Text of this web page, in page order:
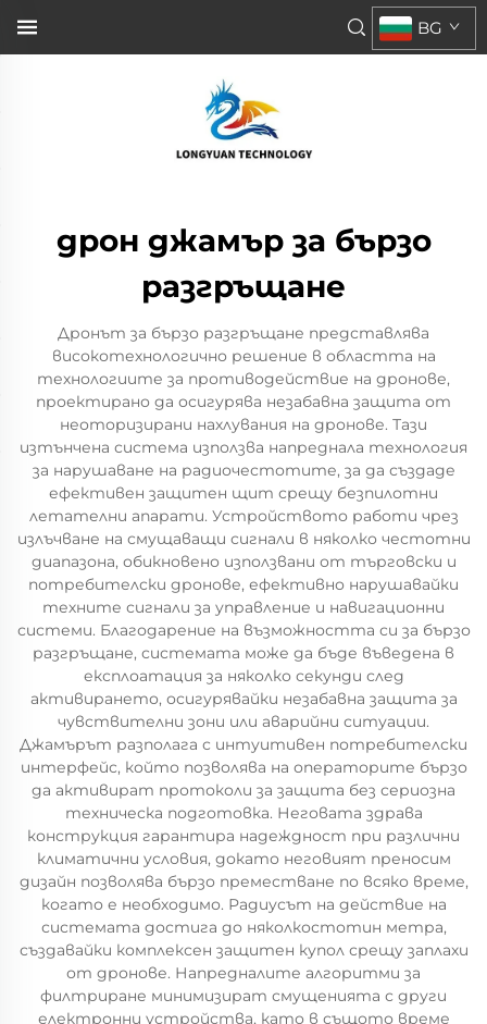
BG
дрон джамър за бързо
разгръщане
Дронът за бързо разгръщане представлява
високотехнологично решение в областта на
технологиите за противодействие на дронове,
проектирано да осигурява незабавна защита от
неоторизирани нахлувания на дронове. Тази
изтънчена система използва напреднала технология
за нарушаване на радиочестотите, за да създаде
ефективен защитен щит срещу безпилотни
летателни апарати. Устройството работи чрез
излъчване на смущаващи сигнали в няколко честотни
диапазона, обикновено използвани от търговски и
потребителски дронове, ефективно нарушавайки
техните сигнали за управление и навигационни
системи. Благодарение на възможността си за бързо
разгръщане, системата може да бъде въведена в
експлоатация за няколко секунди след
активирането, осигурявайки незабавна защита за
чувствителни зони или аварийни ситуации.
Джамърът разполага с интуитивен потребителски
интерфейс, който позволява на операторите бързо
да активират протоколи за защита без сериозна
техническа подготовка. Неговата здрава
конструкция гарантира надеждност при различни
климатични условия, докато неговият преносим
дизайн позволява бързо преместване по всяко време,
когато е необходимо. Радиусът на действие на
системата достига до няколкостотин метра,
създавайки комплексен защитен купол срещу заплахи
от дронове. Напредналите алгоритми за
филтриране минимизират смущенията с други
електронни устройства, като в същото време